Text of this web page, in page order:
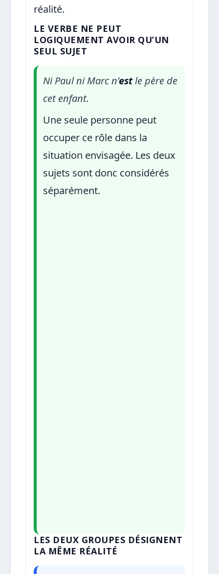
réalité.
LE VERBE NE PEUT
LOGIQUEMENT AVOIR QU’UN
SEUL SUJET
Ni Paul ni Marc n’estle père de
cet enfant.
Une seule personne peut
occuper ce rôle dans la
situation envisagée. Les deux
sujets sont donc considérés
séparément.
LES DEUX GROUPES DÉSIGNENT
LA MÊME RÉALITÉ